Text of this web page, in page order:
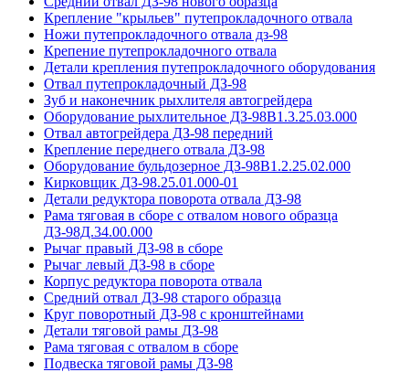
Крепление "крыльев" путепрокладочного отвала
Ножи путепрокладочного отвала дз-98
Крепение путепрокладочного отвала
Детали крепления путепрокладочного оборудования
Отвал путепрокладочный ДЗ-98
Зуб и наконечник рыхлителя автогрейдера
Оборудование рыхлительное ДЗ-98В1.3.25.03.000
Отвал автогрейдера ДЗ-98 передний
Крепление переднего отвала ДЗ-98
Оборудование бульдозерное ДЗ-98В1.2.25.02.000
Кирковщик ДЗ-98.25.01.000-01
Детали редуктора поворота отвала ДЗ-98
Рама тяговая в сборе с отвалом нового образца
ДЗ-98Д.34.00.000
Рычаг правый ДЗ-98 в сборе
Рычаг левый ДЗ-98 в сборе
Корпус редуктора поворота отвала
Средний отвал ДЗ-98 старого образца
Круг поворотный ДЗ-98 с кронштейнами
Детали тяговой рамы ДЗ-98
Рама тяговая с отвалом в сборе
Подвеска тяговой рамы ДЗ-98